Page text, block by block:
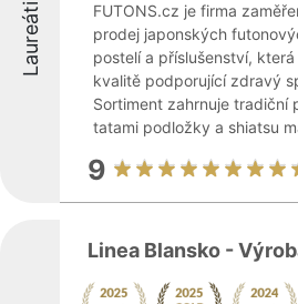
Laureáti
FUTONS.cz je firma
prodej japonských
postelí a příslušenství,
kvalitě podporující zdravý
Sortiment zahrnuje tradiční
tatami podložky a shiatsu
9
Linea Blansko -